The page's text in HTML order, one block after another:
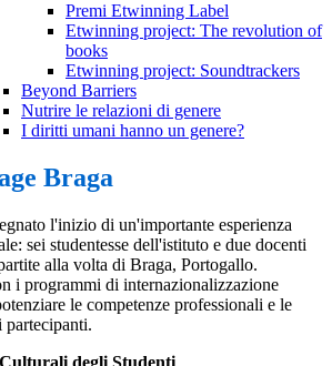
Premi Etwinning Label
Etwinning project: The revolution of
books
Etwinning project: Soundtrackers
Beyond Barriers
Nutrire le relazioni di genere
I diritti umani hanno un genere?
Braga
l'inizio di un'importante esperienza
sei studentesse dell'istituto e due docenti
alla volta di Braga, Portogallo.
i programmi di internazionalizzazione
le competenze professionali e le
partecipanti.